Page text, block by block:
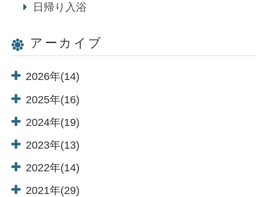
日帰り入浴
アーカイブ
2026年(14)
2025年(16)
2024年(19)
2023年(13)
2022年(14)
2021年(29)